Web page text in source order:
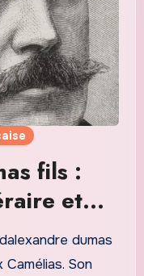
fils :
et
Géniedumas
Son